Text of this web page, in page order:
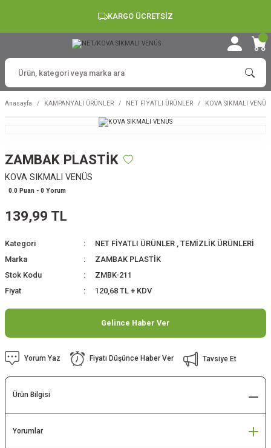
KARGO ÜCRETSİZ
Anasayfa KAMPANYALI ÜRÜNLER NET FİYATLI ÜRÜNLER KOVA SIKMALI VENÜS
ZAMBAK PLASTİK
KOVA SIKMALI VENÜS
0.0 Puan - 0 Yorum
139,99 TL
Kategori NET FİYATLI ÜRÜNLER , TEMİZLİK ÜRÜNLERİ
Marka
ZAMBAK PLASTİK
Stok Kodu
ZMBK-211
Fiyat
120,68 TL + KDV
Gelince Haber Ver
Yorum Yaz Fiyatı Düşünce Haber Ver Tavsiye Et
Ürün Bilgisi
Yorumlar